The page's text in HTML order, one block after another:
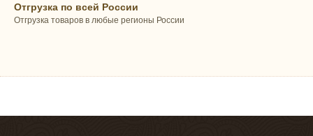
Отгрузка по всей России
Отгрузка товаров в любые регионы России